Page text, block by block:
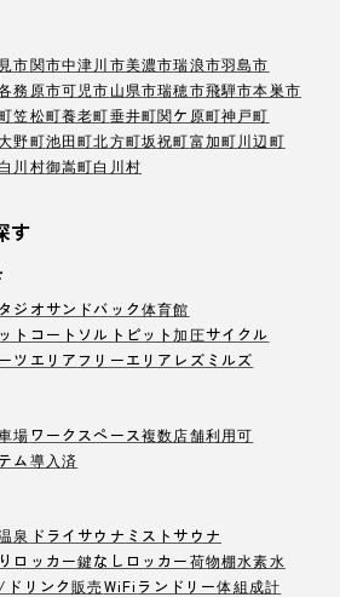
市関市中津川市美濃市瑞浪市羽島市
務原市可児市山県市瑞穂市飛騨市本巣市
笠松町養老町垂井町関ケ原町神戸町
野町池田町北方町坂祝町富加町川辺町
川村御嵩町白川村
す
ジオサンドバック体育館
トコート ソルトピット加圧サイクル
ツエリア フリーエリア レズミルズ
場ワークスペース複数店舗利用可
ム導入済
泉 ドライサウナ ミストサウナ
ロッカー鍵なしロッカー荷物棚水素水
リンク販売WiFi ランドリー体組成計